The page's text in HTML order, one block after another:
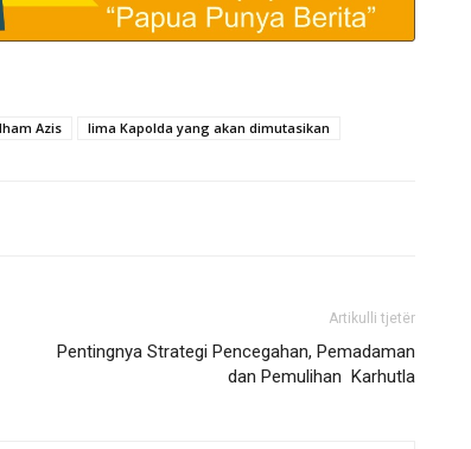
Azis lima Kapolda yang akan dimutasikan
Artikulli tjetër
Pentingnya Strategi Pencegahan, Pemadaman
dan Pemulihan Karhutla